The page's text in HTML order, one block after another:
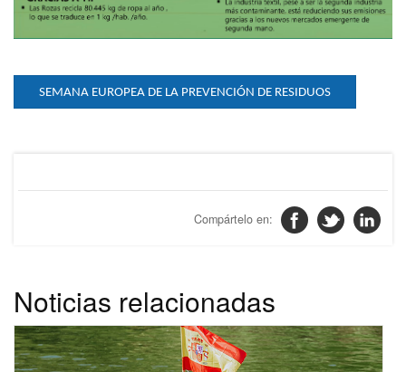
SEMANA EUROPEA DE LA PREVENCIÓN DE RESIDUOS
Noticias relacionadas